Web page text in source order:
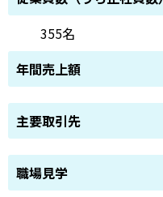
355名
年間売上額
主要取引先
職場見学